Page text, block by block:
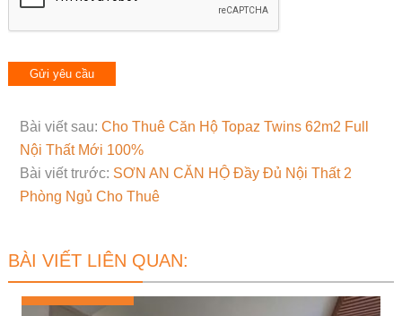
Bài viết sau: Cho Thuê Căn Hộ Topaz Twins 62m2 Full
Nội Thất Mới 100%
Bài viết trước: SƠN AN CĂN HỘ Đầy Đủ Nội Thất 2
Phòng Ngủ Cho Thuê
BÀI VIẾT LIÊN QUAN: